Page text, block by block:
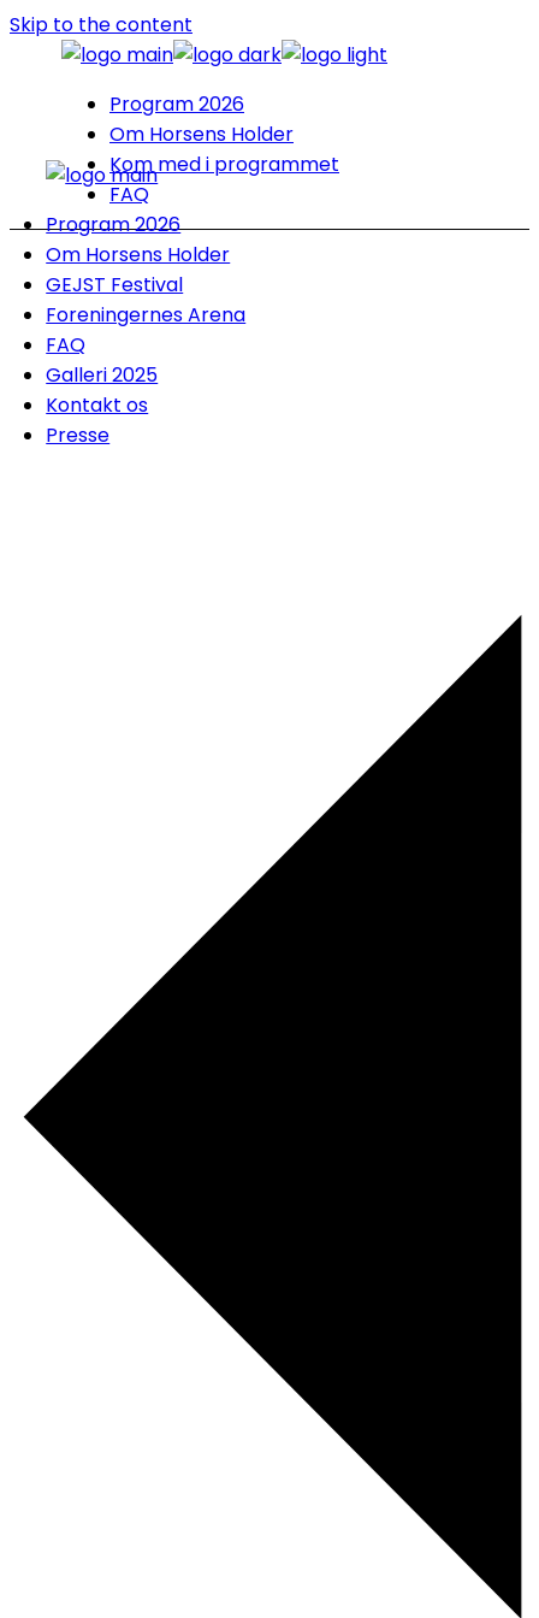
Skip to the content
Program 2026
Om Horsens Holder
Kom med i programmet
FAQ
Program 2026
Om Horsens Holder
GEJST Festival
Foreningernes Arena
FAQ
Galleri 2025
Kontakt os
Presse